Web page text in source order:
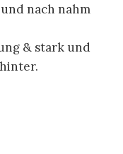
nach nahm
& stark und